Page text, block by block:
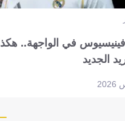
في الواجهة.. هكذا
الجديد